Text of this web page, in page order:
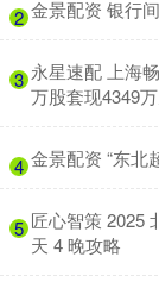
2 金景配资 银行
3 永星速配 上海
万股套现4349
4 金景配资 “东北
5 匠心智策 2025
天 4 晚攻略